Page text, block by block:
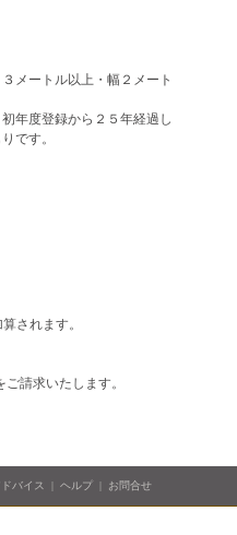
メートル以上・幅２メート
年度登録から２５年経過し
です。
されます。
請求いたします。
バイス | ヘルプ | お問合せ